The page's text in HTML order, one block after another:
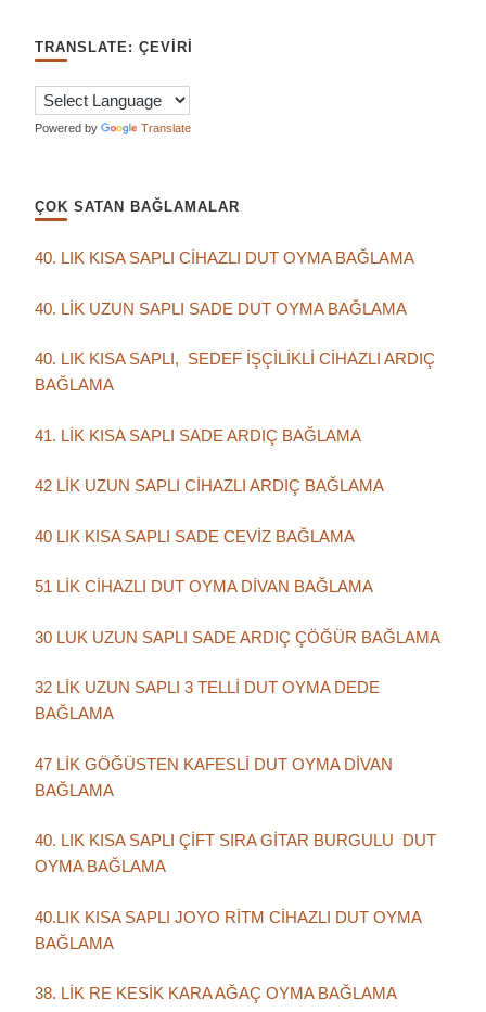
TRANSLATE: ÇEVIRI
Powered by Translate
ÇOK SATAN BAĞLAMALAR
40. LIK KISA SAPLI CİHAZLI DUT OYMA BAĞLAMA
40. LİK UZUN SAPLI SADE DUT OYMA BAĞLAMA
40. LIK KISA SAPLI, SEDEF İŞÇİLİKLİ CİHAZLI ARDIÇ
BAĞLAMA
41. LİK KISA SAPLI SADE ARDIÇ BAĞLAMA
42 LİK UZUN SAPLI CİHAZLI ARDIÇ BAĞLAMA
40 LIK KISA SAPLI SADE CEVİZ BAĞLAMA
51 LİK CİHAZLI DUT OYMA DİVAN BAĞLAMA
30 LUK UZUN SAPLI SADE ARDIÇ ÇÖĞÜR BAĞLAMA
32 LİK UZUN SAPLI 3 TELLİ DUT OYMA DEDE
BAĞLAMA
47 LİK GÖĞÜSTEN KAFESLİ DUT OYMA DİVAN
BAĞLAMA
40. LIK KISA SAPLI ÇİFT SIRA GİTAR BURGULU DUT
OYMA BAĞLAMA
40.LIK KISA SAPLI JOYO RİTM CİHAZLI DUT OYMA
BAĞLAMA
38. LİK RE KESİK KARA AĞAÇ OYMA BAĞLAMA